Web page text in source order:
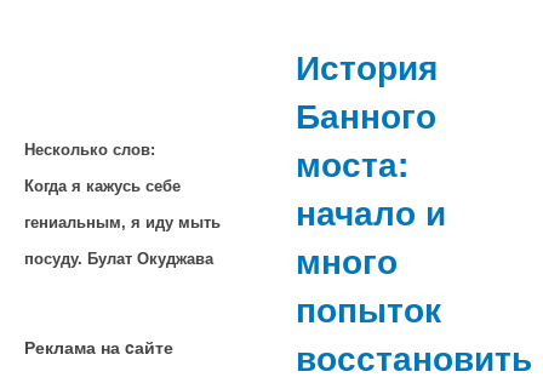
Несколько слов:
Когда я кажусь себе
гениальным, я иду мыть
посуду. Булат Окуджава
Реклама на cайте
История
Банного
моста:
начало и
много
попыток
восстановить